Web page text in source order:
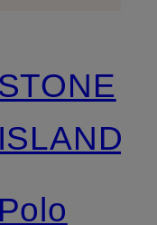
STONE
ISLAND
Polo